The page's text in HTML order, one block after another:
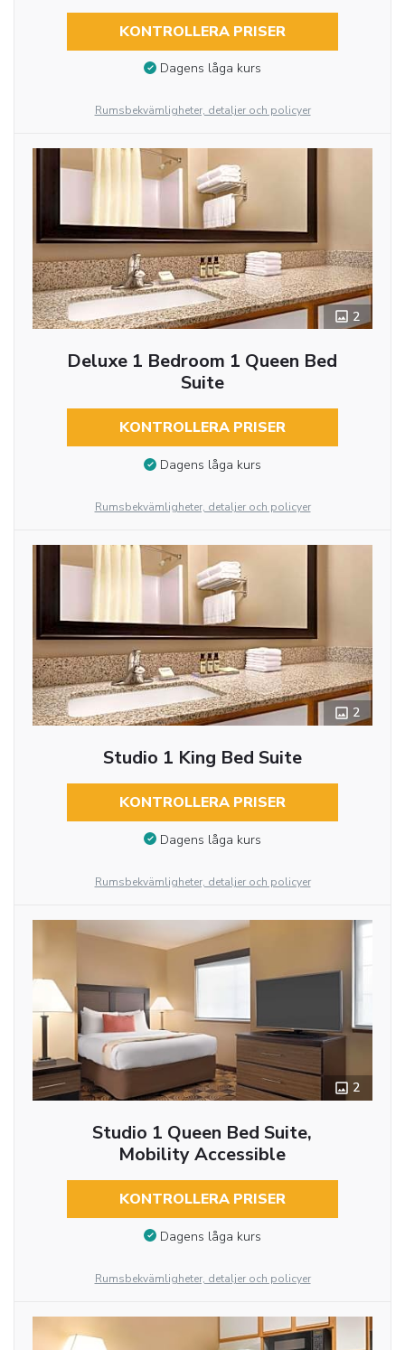
KONTROLLERA PRISER
Dagens låga kurs
Rumsbekvämligheter, detaljer och policyer
2
Deluxe 1 Bedroom 1 Queen Bed
Suite
KONTROLLERA PRISER
Dagens låga kurs
Rumsbekvämligheter, detaljer och policyer
2
Studio 1 King Bed Suite
KONTROLLERA PRISER
Dagens låga kurs
Rumsbekvämligheter, detaljer och policyer
2
Studio 1 Queen Bed Suite,
Mobility Accessible
KONTROLLERA PRISER
Dagens låga kurs
Rumsbekvämligheter, detaljer och policyer